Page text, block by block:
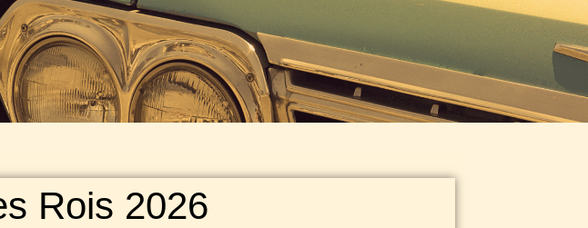
Rois 2026